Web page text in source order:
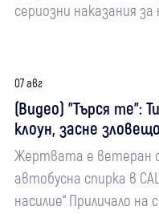
сериозни наказания
07 авг
(Видео) "Търся те":
клоун, засне
Жертвата е ветеран
автобусна спирка в
насилие“ Приличало